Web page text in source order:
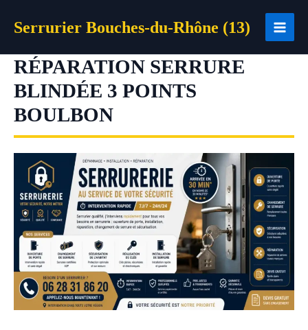
Serrurier Bouches-du-Rhône (13)
RÉPARATION SERRURE
BLINDÉE 3 POINTS
BOULBON